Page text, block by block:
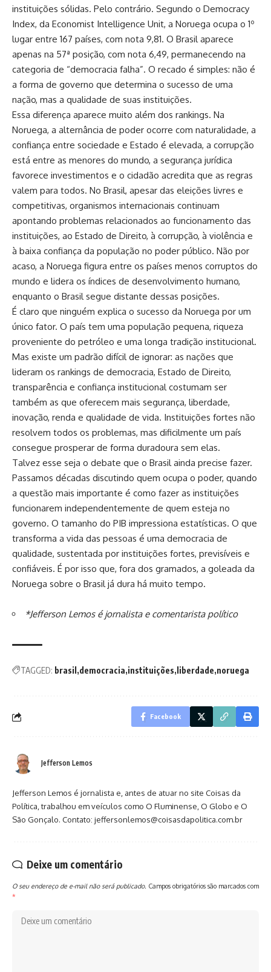
instituições sólidas. Pelo contrário. Segundo o Democracy
Index, da Economist Intelligence Unit, a Noruega ocupa o 1º
lugar entre 167 países, com nota 9,81. O Brasil aparece
apenas na 57ª posição, com nota 6,49, permanecendo na
categoria de “democracia falha”. O recado é simples: não é
a forma de governo que determina o sucesso de uma
nação, mas a qualidade de suas instituições.
Essa diferença aparece muito além dos rankings. Na
Noruega, a alternância de poder ocorre com naturalidade, a
confiança entre sociedade e Estado é elevada, a corrupção
está entre as menores do mundo, a segurança jurídica
favorece investimentos e o cidadão acredita que as regras
valem para todos. No Brasil, apesar das eleições livres e
competitivas, organismos internacionais continuam
apontando problemas relacionados ao funcionamento das
instituições, ao Estado de Direito, à corrupção, à violência e
à baixa confiança da população no poder público. Não por
acaso, a Noruega figura entre os países menos corruptos do
mundo e lidera os índices de desenvolvimento humano,
enquanto o Brasil segue distante dessas posições.
É claro que ninguém explica o sucesso da Noruega por um
único fator. O país tem uma população pequena, riqueza
proveniente do petróleo e uma longa tradição institucional.
Mas existe um padrão difícil de ignorar: as nações que
lideram os rankings de democracia, Estado de Direito,
transparência e confiança institucional costumam ser
também as que oferecem mais segurança, liberdade,
inovação, renda e qualidade de vida. Instituições fortes não
resolvem todos os problemas, mas dificilmente um país
consegue prosperar de forma duradoura sem elas.
Talvez esse seja o debate que o Brasil ainda precise fazer.
Passamos décadas discutindo quem ocupa o poder, quando
a questão mais importante é como fazer as instituições
funcionarem independentemente de quem esteja no
governo. O tamanho do PIB impressiona estatísticas. O que
transforma a vida das pessoas é uma democracia de
qualidade, sustentada por instituições fortes, previsíveis e
confiáveis. É por isso que, fora dos gramados, a goleada da
Noruega sobre o Brasil já dura há muito tempo.
*Jefferson Lemos é jornalista e comentarista político
TAGGED: brasil democracia instituições liberdade noruega
Facebook
Jefferson Lemos
Jefferson Lemos é jornalista e, antes de atuar no site Coisas da
Política, trabalhou em veículos como O Fluminense, O Globo e O
São Gonçalo. Contato: jeffersonlemos@coisasdapolitica.com.br
Deixe um comentário
O seu endereço de e-mail não será publicado. Campos obrigatórios são marcados com
*